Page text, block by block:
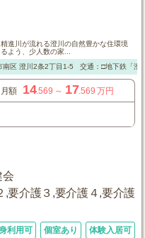
進川が流れる澄川の自然豊かな住環境
よう、少人数の家...
南区澄川2条2丁目1-5 交通：□地下鉄「澄
月額 14.569 ～ 17.569 万円
,要介護３,要介護４,要介護
利用可 個室あり 体験入居可